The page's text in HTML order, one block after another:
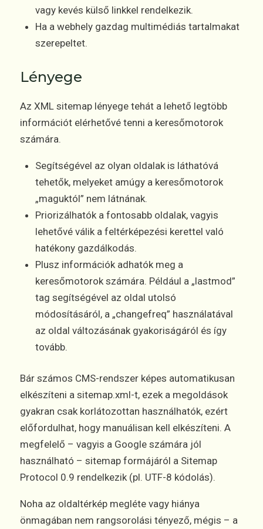
vagy kevés külső linkkel rendelkezik.
Ha a webhely gazdag multimédiás tartalmakat
szerepeltet.
Lényege
Az XML sitemap lényege tehát a lehető legtöbb
információt elérhetővé tenni a keresőmotorok
számára.
Segítségével az olyan oldalak is láthatóvá
tehetők, melyeket amúgy a keresőmotorok
„maguktól” nem látnának.
Priorizálhatók a fontosabb oldalak, vagyis
lehetővé válik a feltérképezési kerettel való
hatékony gazdálkodás.
Plusz információk adhatók meg a
keresőmotorok számára. Például a „lastmod”
tag segítségével az oldal utolsó
módosításáról, a „changefreq” használatával
az oldal változásának gyakoriságáról és így
tovább.
Bár számos CMS-rendszer képes automatikusan
elkészíteni a sitemap.xml-t, ezek a megoldások
gyakran csak korlátozottan használhatók, ezért
előfordulhat, hogy manuálisan kell elkészíteni. A
megfelelő – vagyis a Google számára jól
használható – sitemap formájáról a Sitemap
Protocol 0.9 rendelkezik (pl. UTF-8 kódolás).
Noha az oldaltérkép megléte vagy hiánya
önmagában nem rangsorolási tényező, mégis – a